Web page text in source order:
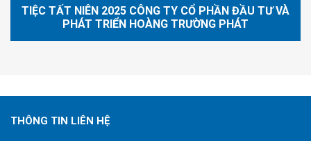
TIỆC TẤT NIÊN 2025 CÔNG TY CỔ PHẦN ĐẦU TƯ VÀ
PHÁT TRIỂN HOÀNG TRƯỜNG PHÁT
THÔNG TIN LIÊN HỆ